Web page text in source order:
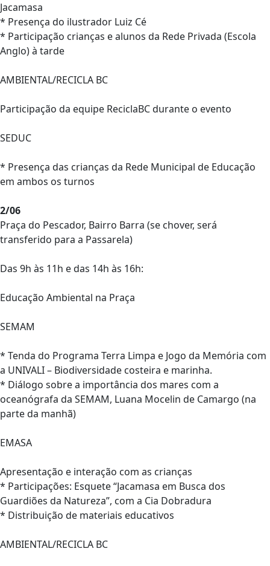
Jacamasa
* Presença do ilustrador Luiz Cé
* Participação crianças e alunos da Rede Privada (Escola
Anglo) à tarde
AMBIENTAL/RECICLA BC
Participação da equipe ReciclaBC durante o evento
SEDUC
* Presença das crianças da Rede Municipal de Educação
em ambos os turnos
2/06
Praça do Pescador, Bairro Barra (se chover, será
transferido para a Passarela)
Das 9h às 11h e das 14h às 16h:
Educação Ambiental na Praça
SEMAM
* Tenda do Programa Terra Limpa e Jogo da Memória com
a UNIVALI – Biodiversidade costeira e marinha.
* Diálogo sobre a importância dos mares com a
oceanógrafa da SEMAM, Luana Mocelin de Camargo (na
parte da manhã)
EMASA
Apresentação e interação com as crianças
* Participações: Esquete “Jacamasa em Busca dos
Guardiões da Natureza”, com a Cia Dobradura
* Distribuição de materiais educativos
AMBIENTAL/RECICLA BC